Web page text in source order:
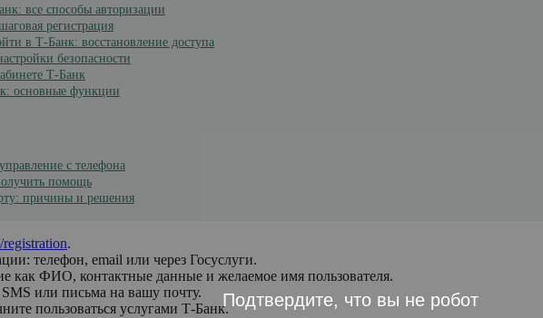
все способы авторизации
регистрация
в Т-Банк: восстановление доступа
безопасности
Т-Банк
основные функции
с телефона
помощь
причины и решения
.
телефон, email или через Госуслуги.
как ФИО, контактные данные и желаемое имя пользователя.
или письма на вашу почту.
пользоваться услугами Т-Банк.Подтвердите, что вы не робот